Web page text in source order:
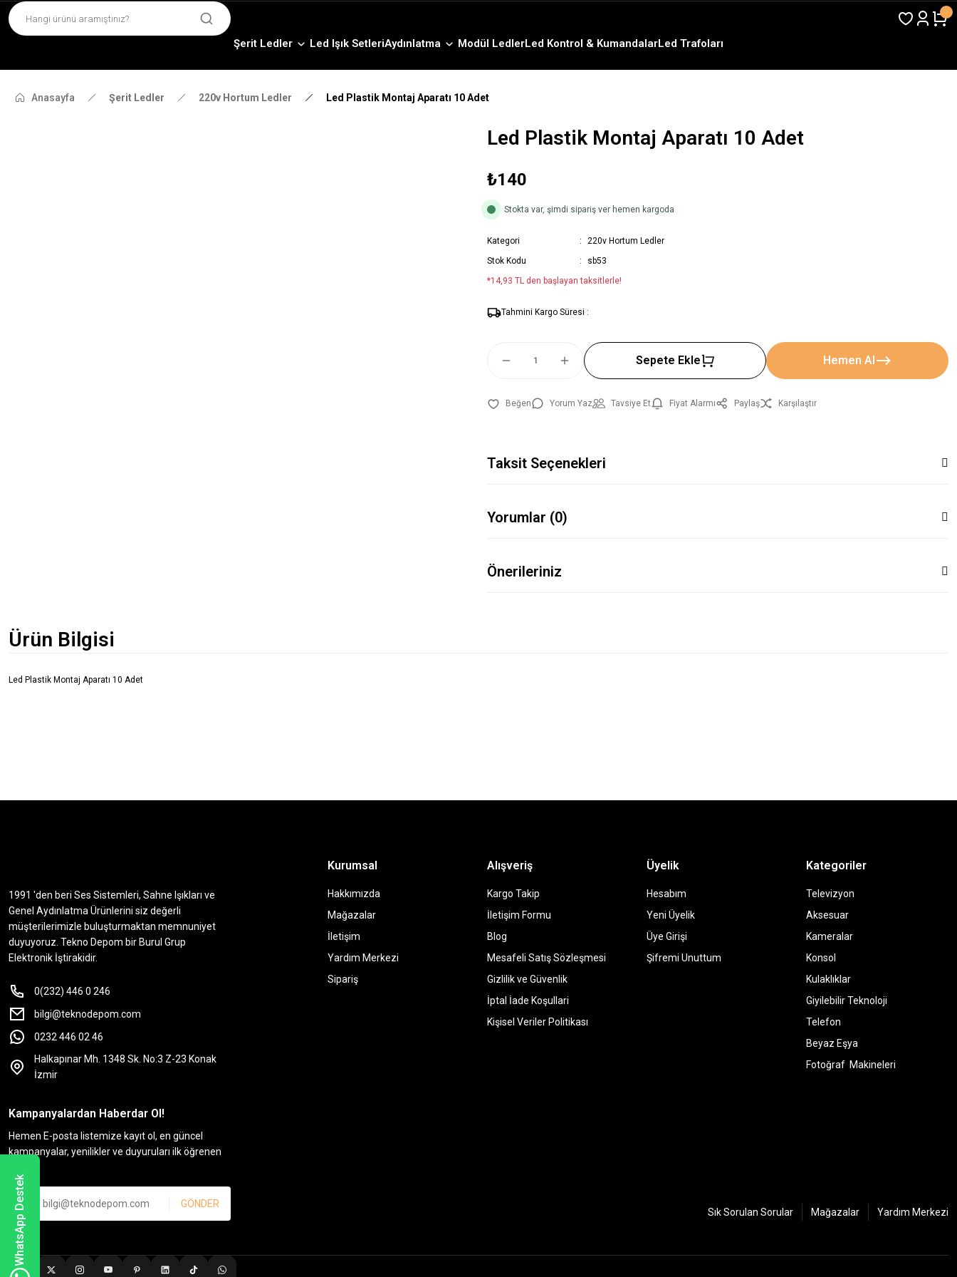
3000 TL ve Üzeri Alışverişlerde Ücretsiz Kargo !
Şerit Ledler Led Işık SetleriAydınlatma Modül LedlerLed Kontrol & KumandalarLed Trafoları
Anasayfa Şerit Ledler 220v Hortum Ledler Led Plastik Montaj Aparatı 10 Adet
Led Plastik Montaj Aparatı 10 Adet
₺140
Stokta var, şimdi sipariş ver hemen kargoda
Kategori
220v Hortum Ledler
Stok Kodu
sb53
*14,93 TL den başlayan taksitlerle!
Tahmini Kargo Süresi :
Sepete Ekle Hemen Al
Yorum Yaz Tavsiye Et Fiyat Alarmı Paylaş Karşılaştır
Taksit Seçenekleri
Yorumlar (0)
Önerileriniz
Ürün Bilgisi
Led Plastik Montaj Aparatı 10 Adet
1991 'den beri Ses Sistemleri, Sahne Işıkları ve
Genel Aydınlatma Ürünlerini siz değerli
müşterilerimizle buluşturmaktan memnuniyet
duyuyoruz. Tekno Depom bir Burul Grup
Elektronik İştirakidir.
0(232) 446 0 246
bilgi@teknodepom.com
0232 446 02 46
Halkapınar Mh. 1348 Sk. No:3 Z-23 Konak
İzmir
Kurumsal
Hakkımızda
Mağazalar
İletişim
Yardım Merkezi
Sipariş
Alışveriş
Kargo Takip
İletişim Formu
Blog
Mesafeli Satış Sözleşmesi
Gizlilik ve Güvenlik
İptal İade Koşullari
Kişisel Veriler Politikası
Üyelik
Hesabım
Yeni Üyelik
Üye Girişi
Şifremi Unuttum
Kategoriler
Televizyon
Aksesuar
Kameralar
Konsol
Kulaklıklar
Giyilebilir Teknoloji
Telefon
Beyaz Eşya
Fotoğraf Makineleri
Kampanyalardan Haberdar Ol!
Hemen E-posta listemize kayıt ol, en güncel
kampanyalar, yenilikler ve duyuruları ilk öğrenen
GÖNDER
Sık Sorulan Sorular Mağazalar Yardım Merkezi
WhatsApp Destek